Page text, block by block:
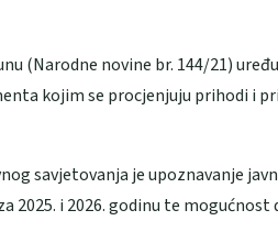
(Narodne novine br. 144/21)
kojim se procjenjuju prihodi i
savjetovanja je upoznavanje
2025. i 2026. godinu te